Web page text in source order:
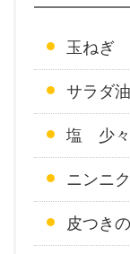
玉ねぎ
サラダ
塩 少々
ニンニ
皮つき